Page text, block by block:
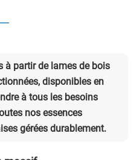
à partir de lames de bois
disponibles en
à tous les besoins
nos essences
gérées durablement.